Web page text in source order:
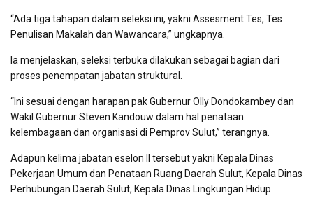
“Ada tiga tahapan dalam seleksi ini, yakni Assesment Tes, Tes
Penulisan Makalah dan Wawancara,” ungkapnya.
Ia menjelaskan, seleksi terbuka dilakukan sebagai bagian dari
proses penempatan jabatan struktural.
“Ini sesuai dengan harapan pak Gubernur Olly Dondokambey dan
Wakil Gubernur Steven Kandouw dalam hal penataan
kelembagaan dan organisasi di Pemprov Sulut,” terangnya.
Adapun kelima jabatan eselon II tersebut yakni Kepala Dinas
Pekerjaan Umum dan Penataan Ruang Daerah Sulut, Kepala Dinas
Perhubungan Daerah Sulut, Kepala Dinas Lingkungan Hidup